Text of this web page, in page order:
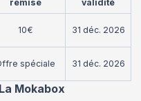
remise
validité
10€ 31 déc. 2026
spéciale 31 déc. 2026
La Mokabox